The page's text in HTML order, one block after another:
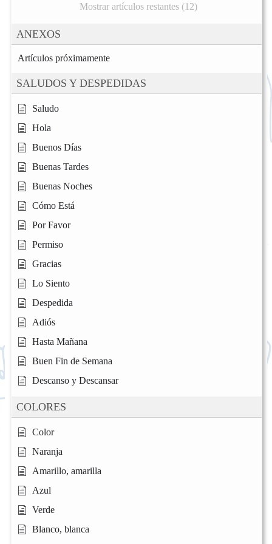
Mostrar artículos restantes (12)
ANEXOS
Artículos próximamente
SALUDOS Y DESPEDIDAS
Saludo
Hola
Buenos Días
Buenas Tardes
Buenas Noches
Cómo Está
Por Favor
Permiso
Gracias
Lo Siento
Despedida
Adiós
Hasta Mañana
Buen Fin de Semana
Descanso y Descansar
COLORES
Color
Naranja
Amarillo, amarilla
Azul
Verde
Blanco, blanca